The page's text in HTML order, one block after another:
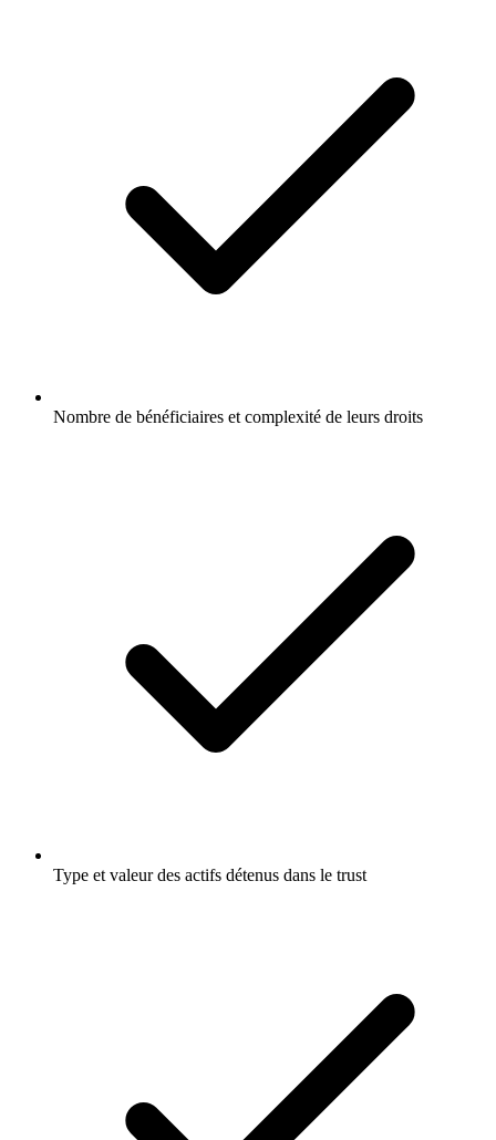
Nombre de bénéficiaires et complexité de leurs droits
Type et valeur des actifs détenus dans le trust